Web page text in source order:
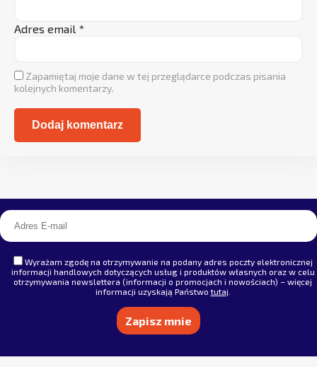
Adres email *
Zapamiętaj moje dane w tej przeglądarce podczas pisania
kolejnych komentarzy.
Wyrażam zgodę na otrzymywanie na podany adres poczty elektronicznej
informacji handlowych dotyczących usług i produktów własnych oraz w celu
otrzymywania newslettera (informacji o promocjach i nowościach) – więcej
informacji uzyskają Państwotutaj